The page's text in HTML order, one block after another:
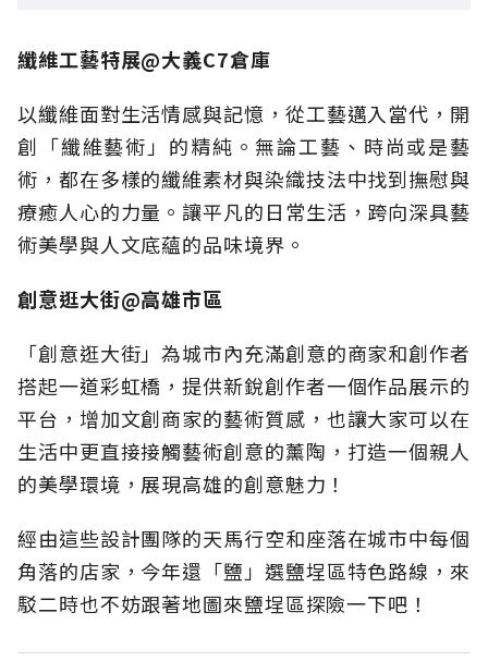
纖維工藝特展@大義C7倉庫
以纖維面對生活情感與記憶，從工藝邁入當代，開
創「纖維藝術」的精純。無論工藝、時尚或是藝
術，都在多樣的纖維素材與染織技法中找到撫慰與
療癒人心的力量。讓平凡的日常生活，跨向深具藝
術美學與人文底蘊的品味境界。
創意逛大街@高雄市區
「創意逛大街」為城市內充滿創意的商家和創作者
搭起一道彩虹橋，提供新銳創作者一個作品展示的
平台，增加文創商家的藝術質感，也讓大家可以在
生活中更直接接觸藝術創意的薰陶，打造一個親人
的美學環境，展現高雄的創意魅力！
經由這些設計團隊的天馬行空和座落在城市中每個
角落的店家，今年還「鹽」選鹽埕區特色路線，來
駁二時也不妨跟著地圖來鹽埕區探險一下吧！